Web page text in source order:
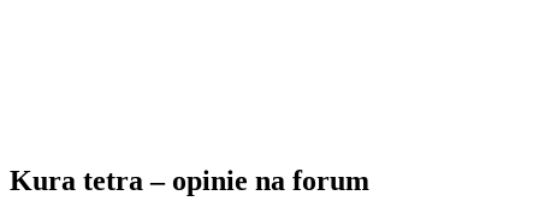
Kura tetra – opinie na forum